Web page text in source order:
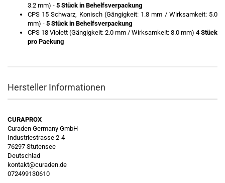
3.2 mm) - 5 Stück in Behelfsverpackung
CPS 15 Schwarz, Konisch (Gängigkeit: 1.8 mm / Wirksamkeit: 5.0
mm) - 5 Stück in Behelfsverpackung
CPS 18 Violett (Gängigkeit: 2.0 mm / Wirksamkeit: 8.0 mm) 4 Stück
pro Packung
Hersteller Informationen
CURAPROX
Curaden Germany GmbH
Industriestrasse 2-4
76297 Stutensee
Deutschlad
kontakt@curaden.de
072499130610